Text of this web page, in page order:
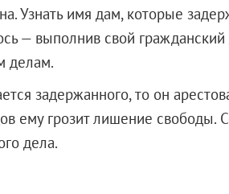
Узнать имя дам, которые
— выполнив свой
делам.
задержанного, то он
ему грозит лишение свободы.
дела.